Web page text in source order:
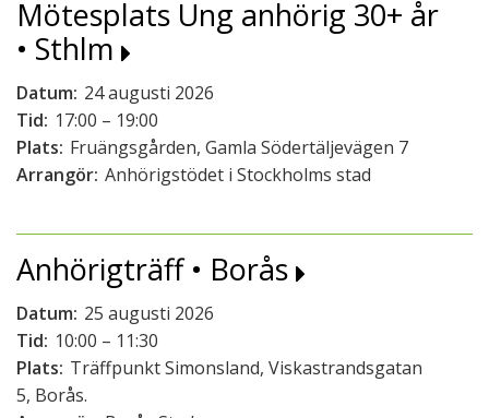
Mötesplats Ung anhörig 30+ år
• Sthlm
Datum: 24 augusti 2026
Tid: 17:00 – 19:00
Plats: Fruängsgården, Gamla Södertäljevägen 7
Arrangör: Anhörigstödet i Stockholms stad
Anhörigträff • Borås
Datum: 25 augusti 2026
Tid: 10:00 – 11:30
Plats: Träffpunkt Simonsland, Viskastrandsgatan
5, Borås.